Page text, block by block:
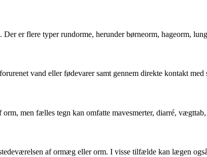
er flere typer rundorme, herunder børneorm, hageorm,
vand eller fødevarer samt gennem direkte kontakt med
men fælles tegn kan omfatte mavesmerter, diarré,
af ormæg eller orm. I visse tilfælde kan lægen